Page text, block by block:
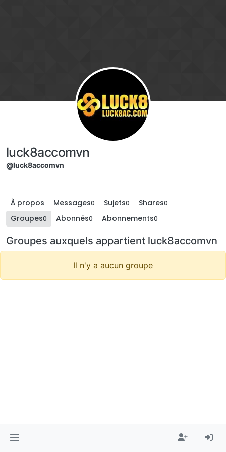
luck8accomvn
@luck8accomvn
À propos Messages0 Sujets0 Shares0
Groupes0 Abonnés0 Abonnements0
Groupes auxquels appartient luck8accomvn
Il n'y a aucun groupe